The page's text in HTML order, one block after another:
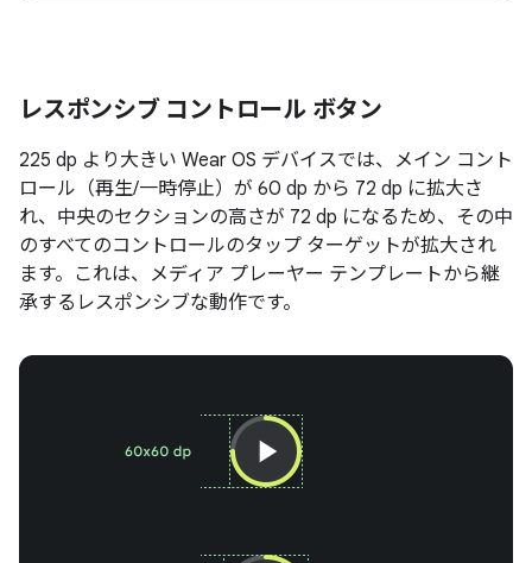
レスポンシブ コントロール ボタン
225 dp より大きい Wear OS デバイスでは、メイン コント
ロール（再生/一時停止）が 60 dp から 72 dp に拡大さ
れ、中央のセクションの高さが 72 dp になるため、その中
のすべてのコントロールのタップ ターゲットが拡大され
ます。これは、メディア プレーヤー テンプレートから継
承するレスポンシブな動作です。